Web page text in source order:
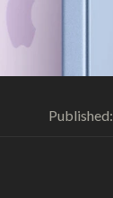
Published: